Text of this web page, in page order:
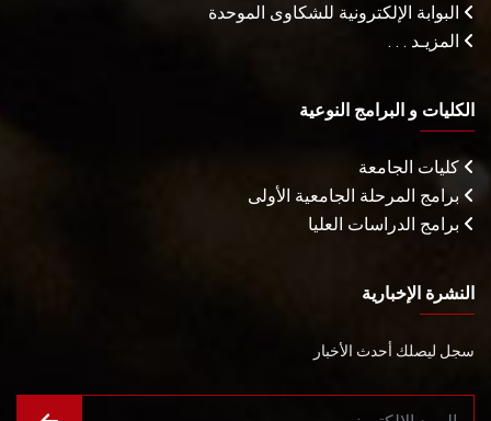
البوابة الإلكترونية للشكاوى الموحدة
المزيـد . . .
الكليات و البرامج النوعية
كليات الجامعة
برامج المرحلة الجامعية الأولى
برامج الدراسات العليا
النشرة الإخبارية
سجل ليصلك أحدث الأخبار